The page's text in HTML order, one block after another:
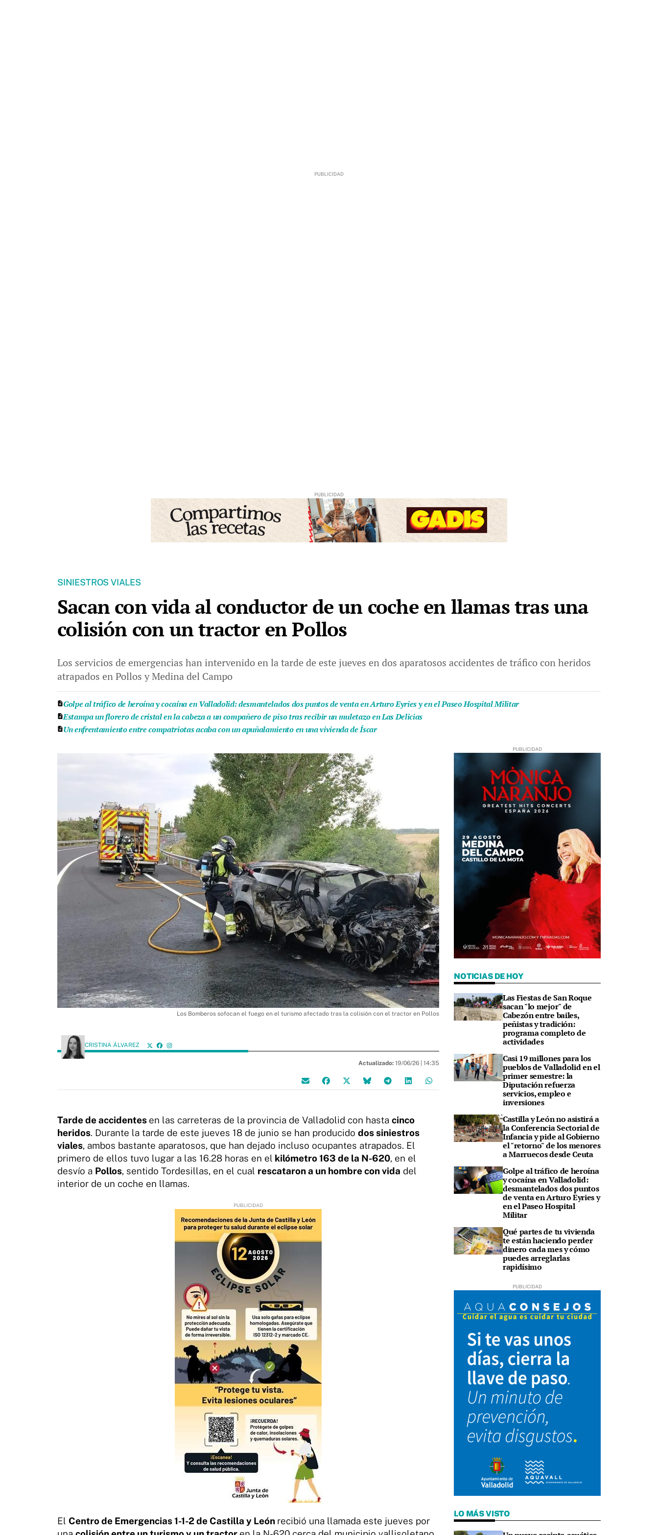
SINIESTROS VIALES
Sacan con vida al conductor de un coche en llamas tras una
colisión con un tractor en Pollos
Los servicios de emergencias han intervenido en la tarde de este jueves en dos aparatosos accidentes de tráfico con heridos
atrapados en Pollos y Medina del Campo
Golpe al tráfico de heroína y cocaína en Valladolid: desmantelados dos puntos de venta en Arturo Eyries y en el Paseo Hospital Militar
Estampa un florero de cristal en la cabeza a un compañero de piso tras recibir un muletazo en Las Delicias
Un enfrentamiento entre compatriotas acaba con un apuñalamiento en una vivienda de Íscar
Los Bomberos sofocan el fuego en el turismo afectado tras la colisión con el tractor en Pollos
CRISTINA ÁLVAREZ
Actualizado: 19/06/26 | 14:35
Tarde de accidentes en las carreteras de la provincia de Valladolid con hasta cinco
heridos. Durante la tarde de este jueves 18 de junio se han producido dos siniestros
viales, ambos bastante aparatosos, que han dejado incluso ocupantes atrapados. El
primero de ellos tuvo lugar a las 16.28 horas en el kilómetro 163 de la N-620, en el
desvío a Pollos, sentido Tordesillas, en el cual rescataron a un hombre con vida del
interior de un coche en llamas.
El Centro de Emergencias 1-1-2 de Castilla y León recibió una llamada este jueves por
NOTICIAS DE HOY
Las Fiestas de San Roque
sacan "lo mejor" de
Cabezón entre bailes,
peñistas y tradición:
programa completo de
actividades
Casi 19 millones para los
pueblos de Valladolid en el
primer semestre: la
Diputación refuerza
servicios, empleo e
inversiones
Castilla y León no asistirá a
la Conferencia Sectorial de
Infancia y pide al Gobierno
el "retorno" de los menores
a Marruecos desde Ceuta
Golpe al tráfico de heroína
y cocaína en Valladolid:
desmantelados dos puntos
de venta en Arturo Eyries y
en el Paseo Hospital
Militar
Qué partes de tu vivienda
te están haciendo perder
dinero cada mes y cómo
puedes arreglarlas
rapidísimo
LO MÁS VISTO